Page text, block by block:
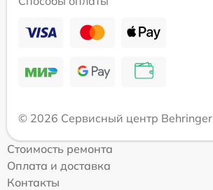
© 2026 Сервисный центр Behringer
Стоимость ремонта
Оплата и доставка
Контакты